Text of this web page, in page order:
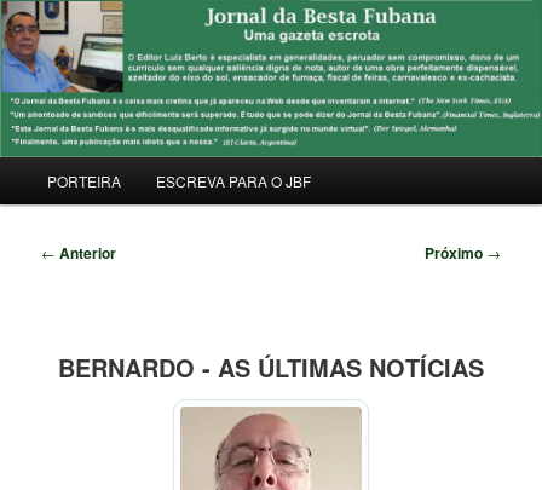
Pular
para
o
conteúdo
principalJORNAL DA BESTA FUBANA
Uma Gazeta Escrota
principal
PORTEIRA ESCREVA PARA O JBF
Navegação
← Anterior Próximo →
BERNARDO - AS ÚLTIMAS NOTÍCIAS